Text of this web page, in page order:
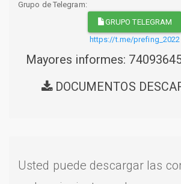
Grupo de Telegram:
GRUPO TELEGRAM
https://t.me/prefing_2022
Mayores informes:
DOCUMENTOS
Usted puede descargar las